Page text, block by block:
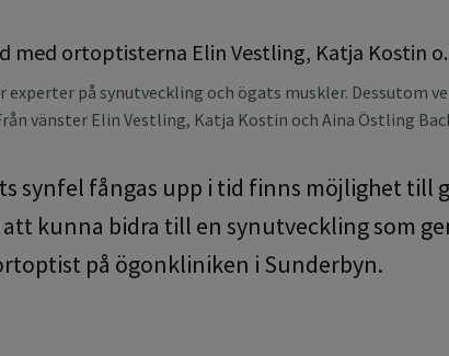
på synutveckling och ögats muskler. Dessutom
vänster Elin Vestling, Katja Kostin och Aina Östling
synfel fångas upp i tid finns möjlighet till
kunna bidra till en synutveckling som
på ögonkliniken i Sunderbyn.